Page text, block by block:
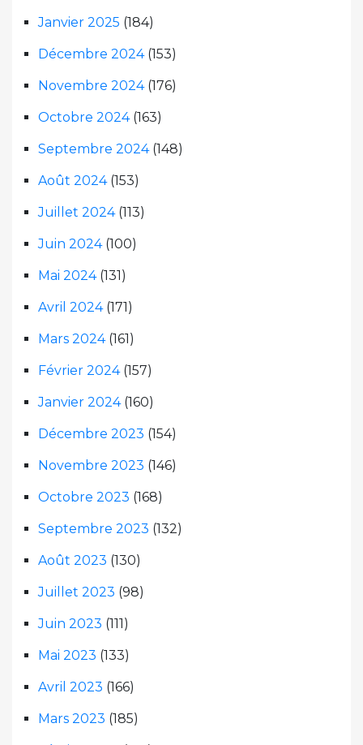
Janvier 2025 (184)
Décembre 2024(153)
Novembre 2024(176)
Octobre 2024(163)
Septembre 2024(148)
Août 2024(153)
Juillet 2024(113)
Juin 2024(100)
Mai 2024(131)
Avril 2024(171)
Mars 2024(161)
Février 2024(157)
Janvier 2024(160)
Décembre 2023 (154)
Novembre 2023 (146)
Octobre 2023 (168)
Septembre 2023 (132)
Août 2023 (130)
Juillet 2023 (98)
Juin 2023 (111)
Mai 2023 (133)
Avril 2023 (166)
Mars 2023 (185)